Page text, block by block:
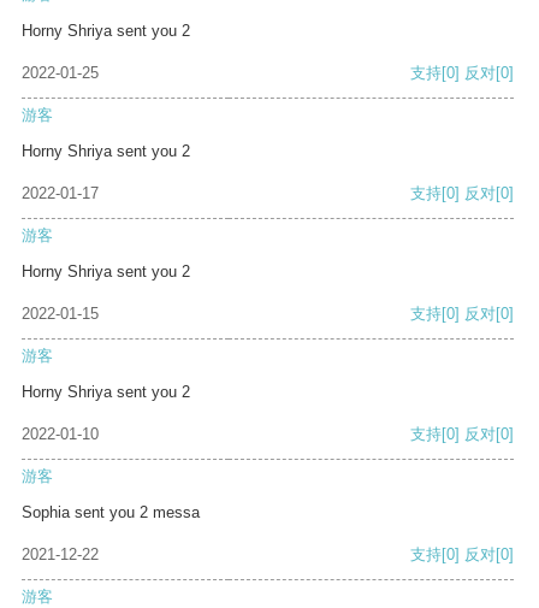
Horny Shriya sent you 2
2022-01-25 支持[0] 反对[0]
游客
Horny Shriya sent you 2
2022-01-17 支持[0] 反对[0]
游客
Horny Shriya sent you 2
2022-01-15 支持[0] 反对[0]
游客
Horny Shriya sent you 2
2022-01-10 支持[0] 反对[0]
游客
Sophia sent you 2 messa
2021-12-22 支持[0] 反对[0]
游客